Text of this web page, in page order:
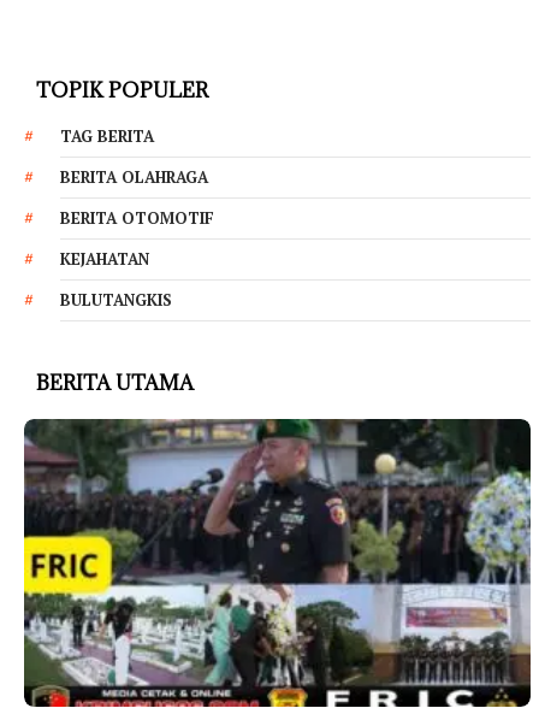
TOPIK POPULER
TAG BERITA
BERITA OLAHRAGA
BERITA OTOMOTIF
KEJAHATAN
BULUTANGKIS
BERITA UTAMA